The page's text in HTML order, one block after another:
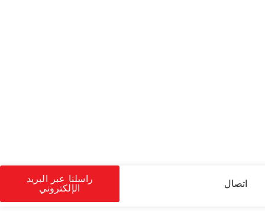
اتصال راسلنا عبر البريد
الإلكتروني